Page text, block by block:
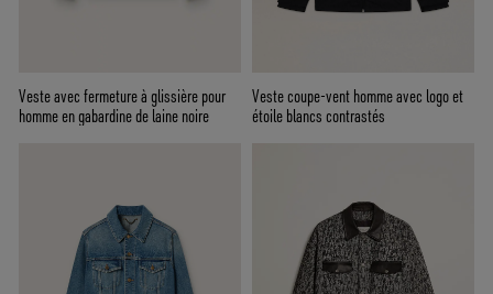
Veste avec fermeture à glissière pour
homme en gabardine de laine noire
Veste coupe-vent homme avec logo et
étoile blancs contrastés